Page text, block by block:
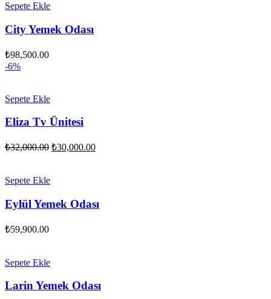
Sepete Ekle
City Yemek Odası
₺98,500.00
-6%
Sepete Ekle
Eliza Tv Ünitesi
₺32,000.00 Orijinal
₺30,000.00Şu
Sepete Ekle
Eylül Yemek Odası
₺59,900.00
Sepete Ekle
Larin Yemek Odası